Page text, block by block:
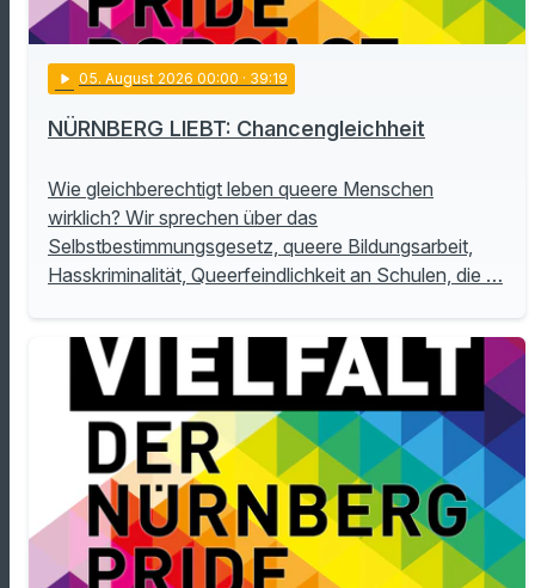
play_arrow 05. August 2026 00:00 · 39:19
NÜRNBERG LIEBT: Chancengleichheit
Wie gleichberechtigt leben queere Menschen
wirklich? Wir sprechen über das
Selbstbestimmungsgesetz, queere Bildungsarbeit,
Hasskriminalität, Queerfeindlichkeit an Schulen, die …